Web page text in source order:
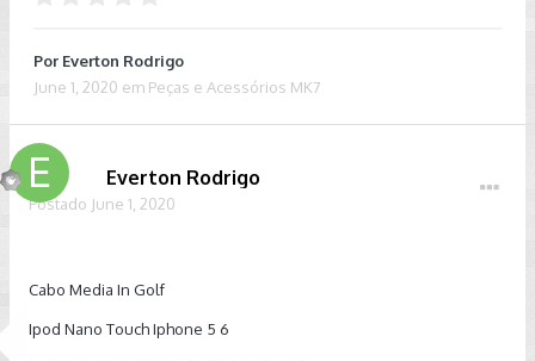
Por Everton Rodrigo
June 1, 2020 em Peças e Acessórios MK7
Everton Rodrigo
Postado June 1, 2020
Cabo Media In Golf
Ipod Nano Touch Iphone 5 6